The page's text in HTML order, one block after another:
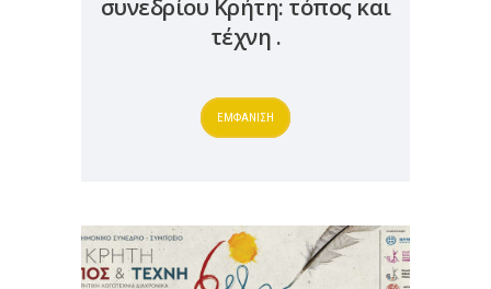
συνεδρίου Κρήτη: τόπος και
τέχνη .
ΕΜΦΑΝΙΣΗ